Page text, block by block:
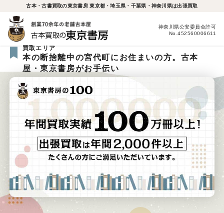
古本・古書買取の東京書房 東京都・埼玉県・千葉県・神奈川県は出張買取
神奈川県公安委員会許可
No.452560006611
買取エリア
本の断捨離中の宮代町にお住まいの方。古本
屋・東京書房がお手伝い